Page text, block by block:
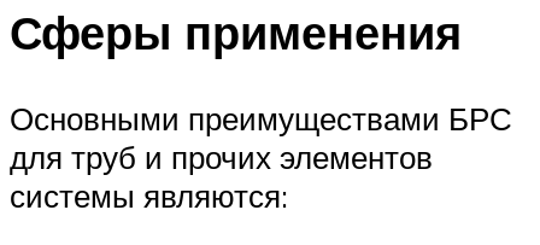
Сферы применения
Основными преимуществами БРС
для труб и прочих элементов
системы являются: